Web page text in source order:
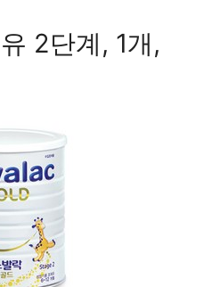
2단계, 1개,